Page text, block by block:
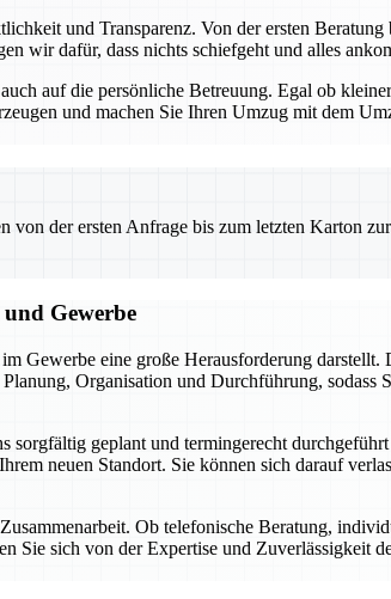
und Transparenz. Von der ersten
wir dafür, dass nichts schiefgeht und alles
auf die persönliche Betreuung. Egal ob
und machen Sie Ihren Umzug mit dem
der ersten Anfrage bis zum letzten Karton
Gewerbe
Gewerbe eine große Herausforderung
Organisation und Durchführung, sodass
geplant und termingerecht
neuen Standort. Sie können sich darauf
Ob telefonische Beratung,
Sie sich von der Expertise und Zuverlässigkeit